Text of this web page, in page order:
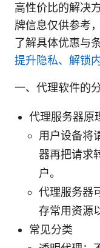
高性价比的解决
牌信息仅供参考
了解具体优惠与
提升隐私、解锁
一、代理软件的
代理服务器原
用户设备将
器再把请求
户。
代理服务器
存常用资源
常见分类